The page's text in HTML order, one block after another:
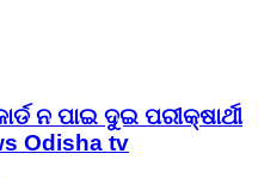
ନ ପାଇ ଦୁଇ ପରୀକ୍ଷାର୍ଥୀ
Odisha tv